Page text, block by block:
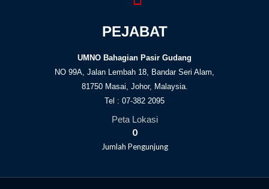
PEJABAT
UMNO Bahagian Pasir Gudang
NO 99A, Jalan Lembah 18, Bandar Seri Alam,
81750 Masai, Johor, Malaysia.
Tel : 07-382 2095
Peta Lokasi
Jumlah Pengunjung
0